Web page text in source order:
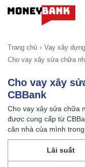
Trang chủ
Vay xây
Cho vay xây sửa chữa
Cho vay xây
CBBank
Cho vay xây sửa chữa
được cung cấp từ
căn nhà của mình trong
Lãi suất